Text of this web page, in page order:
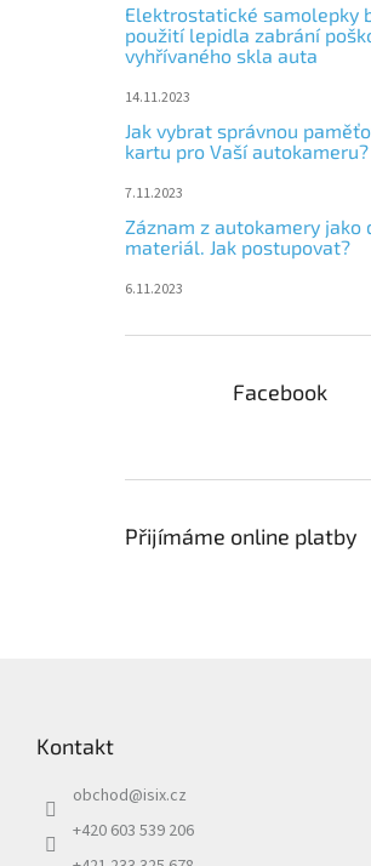
Elektrostatické samolepky
použití lepidla zabrání
vyhřívaného skla auta
14.11.2023
Jak vybrat správnou
kartu pro Vaší autokameru?
7.11.2023
Záznam z autokamery jako
materiál. Jak postupovat?
6.11.2023
Facebook
Přijímáme online platby
Kontakt
obchod@isix.cz
+420 603 539 206